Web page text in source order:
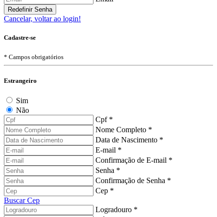
Redefinir Senha
Cancelar, voltar ao login!
Cadastre-se
* Campos obrigatórios
Estrangeiro
Sim
Não
Cpf *
Nome Completo *
Data de Nascimento *
E-mail *
Confirmação de E-mail *
Senha *
Confirmação de Senha *
Cep *
Buscar Cep
Logradouro *